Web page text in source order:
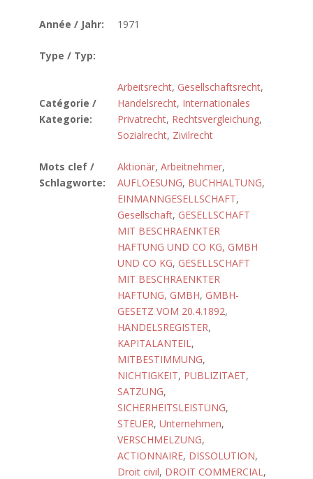
Année / Jahr: 1971
Type / Typ:
Catégorie /
Kategorie:
Arbeitsrecht, Gesellschaftsrecht,
Handelsrecht, Internationales
Privatrecht, Rechtsvergleichung,
Sozialrecht, Zivilrecht
Mots clef /
Schlagworte:
Aktionär, Arbeitnehmer,
AUFLOESUNG, BUCHHALTUNG,
EINMANNGESELLSCHAFT,
Gesellschaft, GESELLSCHAFT
MIT BESCHRAENKTER
HAFTUNG UND CO KG, GMBH
UND CO KG, GESELLSCHAFT
MIT BESCHRAENKTER
HAFTUNG, GMBH, GMBH-
GESETZ VOM 20.4.1892,
HANDELSREGISTER,
KAPITALANTEIL,
MITBESTIMMUNG,
NICHTIGKEIT, PUBLIZITAET,
SATZUNG,
SICHERHEITSLEISTUNG,
STEUER, Unternehmen,
VERSCHMELZUNG,
ACTIONNAIRE, DISSOLUTION,
Droit civil, DROIT COMMERCIAL,